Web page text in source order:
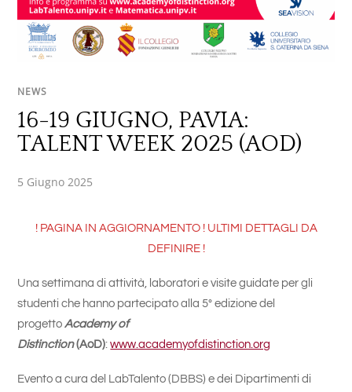
NEWS
16-19 GIUGNO, PAVIA:
TALENT WEEK 2025 (AOD)
5 Giugno 2025
! PAGINA IN AGGIORNAMENTO ! ULTIMI DETTAGLI DA
DEFINIRE !
Una settimana di attività, laboratori e visite guidate per gli
studenti che hanno partecipato alla 5° edizione del
progettoAcademy of
Distinction(AoD):www.academyofdistinction.org
Evento a cura del LabTalento (DBBS) e dei Dipartimenti di